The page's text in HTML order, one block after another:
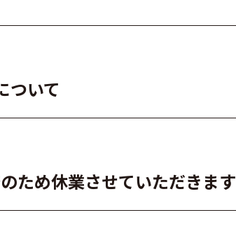
ついて
ため休業させていただきます